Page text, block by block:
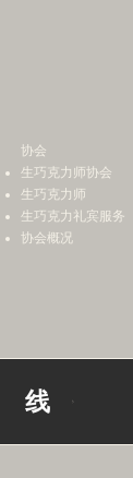
协会
生巧克力师协会
生巧克力师
生巧克力礼宾服务
协会概况
线